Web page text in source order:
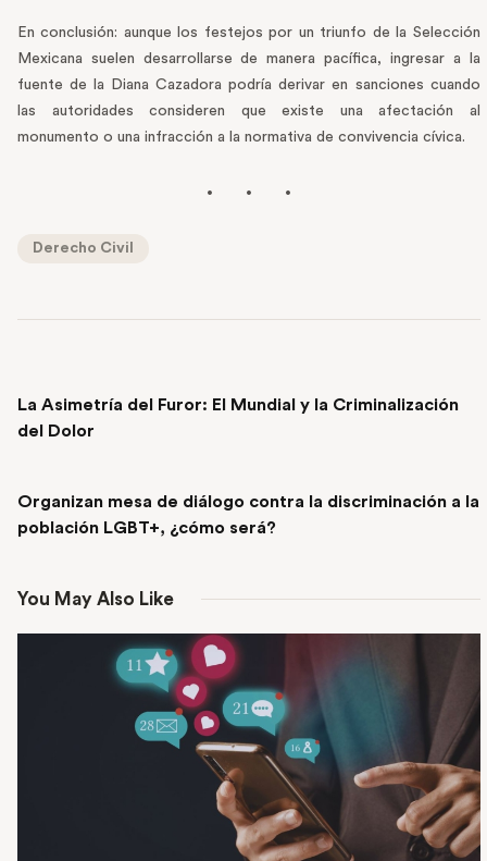
En conclusión: aunque los festejos por un triunfo de la Selección
Mexicana suelen desarrollarse de manera pacífica, ingresar a la
fuente de la Diana Cazadora podría derivar en sanciones cuando
las autoridades consideren que existe una afectación al
monumento o una infracción a la normativa de convivencia cívica.
Derecho Civil
La Asimetría del Furor: El Mundial y la Criminalización
del Dolor
Organizan mesa de diálogo contra la discriminación a la
población LGBT+, ¿cómo será?
You May Also Like